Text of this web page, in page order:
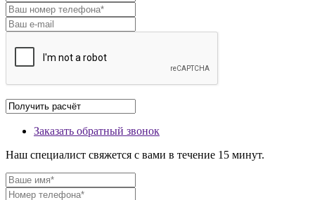
Заказать обратный звонок
Наш специалист свяжется с вами в течение 15 минут.